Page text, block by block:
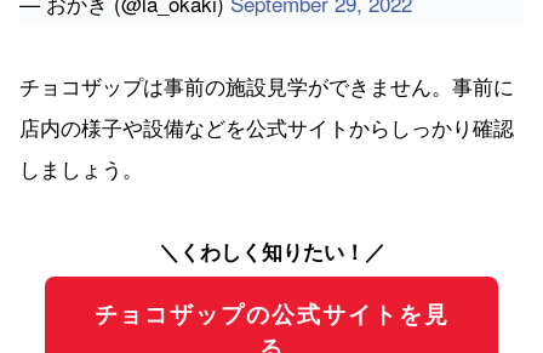
チョコザップは事前の施設見学ができません。事前に
店内の様子や設備などを公式サイトからしっかり確認
しましょう。
＼くわしく知りたい！／
チョコザップの公式サイトを見
る